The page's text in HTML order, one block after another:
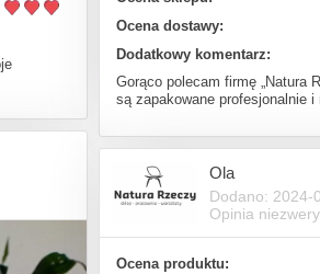
Ocena dostawy:
Dodatkowy komentarz:
Gorąco polecam firmę „Natura
są zapakowane profesjonalnie i
Ola
Dodano: 2024-
Opinia
Ocena produktu: